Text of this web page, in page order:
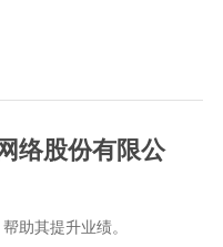
络股份有限公
助其提升业绩。